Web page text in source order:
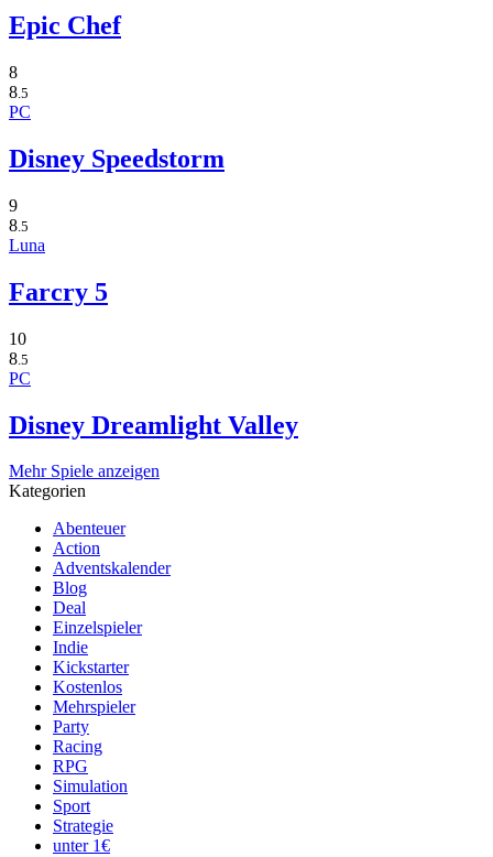
Epic Chef
8
8.5
PC
Disney Speedstorm
9
8 .5
Luna
Farcry 5
10
8 .5
PC
Disney Dreamlight Valley
Mehr Spiele anzeigen
Kategorien
Abenteuer
Action
Adventskalender
Blog
Deal
Einzelspieler
Indie
Kickstarter
Kostenlos
Mehrspieler
Party
Racing
RPG
Simulation
Sport
Strategie
unter 1€